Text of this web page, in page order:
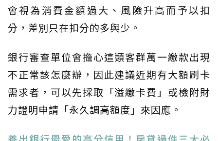
會視為消費金額過大、風險升高而予以扣
分，差別只在扣分的多與少。
銀行審查單位會擔心這類客群萬一繳款出現
不正常該怎麼辦，因此建議近期有大額刷卡
需求者，可以先採取「溢繳卡費」或檢附財
力證明申請「永久調高額度」來因應。